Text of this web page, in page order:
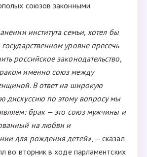
союзов законными
института семьи, хотел бы
уровне пресечь
российское законодательство,
именно союз между
В ответ на широкую
дискуссию по этому вопросу мы
брак — это союз мужчины и
на любви и
для рождения детей», — сказал
во вторник в ходе парламентских